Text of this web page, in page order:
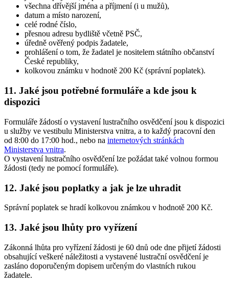
všechna dřívější jména a příjmení (i u mužů),
datum a místo narození,
celé rodné číslo,
přesnou adresu bydliště včetně PSČ,
úředně ověřený podpis žadatele,
prohlášení o tom, že žadatel je nositelem státního občanství
České republiky,
kolkovou známku v hodnotě 200 Kč (správní poplatek).
11. Jaké jsou potřebné formuláře a kde jsou k
dispozici
Formuláře žádostí o vystavení lustračního osvědčení jsou k dispozici
u služby ve vestibulu Ministerstva vnitra, a to každý pracovní den
od 8:00 do 17:00 hod., nebo na internetových stránkách
Ministerstva vnitra.
O vystavení lustračního osvědčení lze požádat také volnou formou
žádosti (tedy ne pomocí formuláře).
12. Jaké jsou poplatky a jak je lze uhradit
Správní poplatek se hradí kolkovou známkou v hodnotě 200 Kč.
13. Jaké jsou lhůty pro vyřízení
Zákonná lhůta pro vyřízení žádosti je 60 dnů ode dne přijetí žádosti
obsahující veškeré náležitosti a vystavené lustrační osvědčení je
zasláno doporučeným dopisem určeným do vlastních rukou
žadatele.